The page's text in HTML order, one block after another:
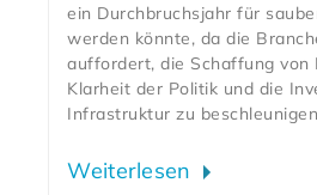
ein Durchbruchsjahr für
werden könnte, da die
auffordert, die Schaffung von
Klarheit der Politik und die
Infrastruktur zu
Weiterlesen